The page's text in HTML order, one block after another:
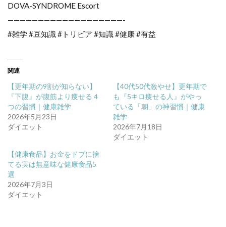
DOVA-SYNDROME Escort
———————————————————-
#雑学 #豆知識 #トリビア #知識 #健康 #有益
関連
【更年期の9割が知らない】
『下腹』が腹筋より痩せる４
つの習慣｜健康雑学
2026年5月23日
ダイエット
【40代50代激やせ】更年期で
も『5キロ痩せる人』がやっ
ている「朝」の神習慣｜健康
雑学
2026年7月18日
ダイエット
【健康食品】お金をドブに捨
てる実は無意味な健康食品5
選
2026年7月3日
ダイエット